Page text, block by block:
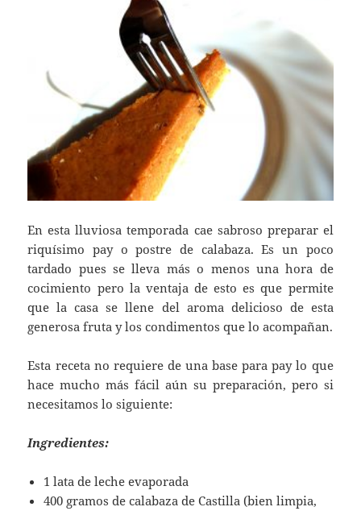
En esta lluviosa temporada cae sabroso preparar el
riquísimo pay o postre de calabaza. Es un poco
tardado pues se lleva más o menos una hora de
cocimiento pero la ventaja de esto es que permite
que la casa se llene del aroma delicioso de esta
generosa fruta y los condimentos que lo acompañan.
Esta receta no requiere de una base para pay lo que
hace mucho más fácil aún su preparación, pero si
necesitamos lo siguiente:
Ingredientes:
1 lata de leche evaporada
400 gramos de calabaza de Castilla (bien limpia,